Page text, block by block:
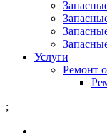
Услуги
Ремонт
;